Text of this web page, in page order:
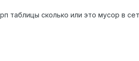
таблицы сколько или это мусор в